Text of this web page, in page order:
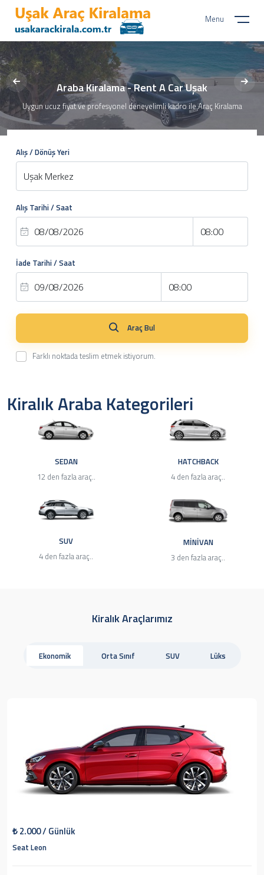
Menu
Araba Kiralama - Rent A Car Uşak
Uygun ucuz fiyat ve profesyonel deneyelimli kadro ile Araç Kiralama
Alış / Dönüş Yeri
Alış Tarihi / Saat
İade Tarihi / Saat
Araç Bul
Farklı noktada teslim etmek istiyorum.
Kiralık Araba Kategorileri
SEDAN
12 den fazla araç..
HATCHBACK
4 den fazla araç..
SUV
4 den fazla araç..
MINIVAN
3 den fazla araç..
Kiralık Araçlarımız
Ekonomik Orta Sınıf SUV Lüks
₺2.000/ Günlük
Seat Leon